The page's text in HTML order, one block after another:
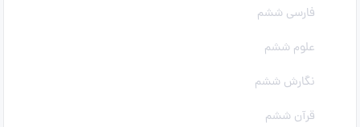
فارسی ششم
علوم ششم
نگارش ششم
قرآن ششم